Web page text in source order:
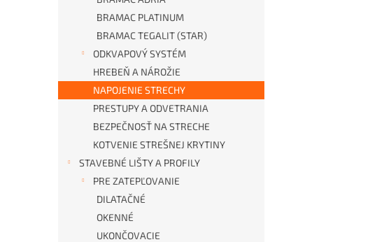
BRAMAC PLATINUM
BRAMAC TEGALIT (STAR)
ODKVAPOVÝ SYSTÉM
HREBEŇ A NÁROŽIE
NAPOJENIE STRECHY
PRESTUPY A ODVETRANIA
BEZPEČNOSŤ NA STRECHE
KOTVENIE STREŠNEJ KRYTINY
STAVEBNÉ LIŠTY A PROFILY
PRE ZATEPĽOVANIE
DILATAČNÉ
OKENNÉ
UKONČOVACIE